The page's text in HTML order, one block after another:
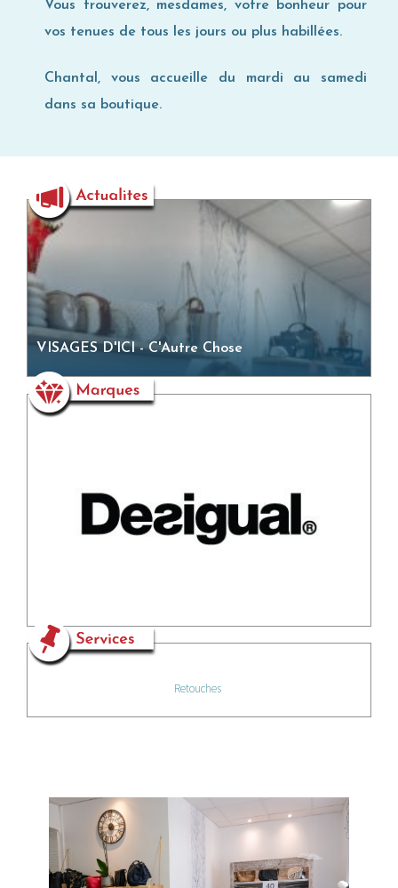
Vous trouverez, mesdames, votre bonheur pour
vos tenues de tous les jours ou plus habillées.
Chantal, vous accueille du mardi au samedi
dans sa boutique.
VISAGES D'ICI - C'Autre Chose
Retouches